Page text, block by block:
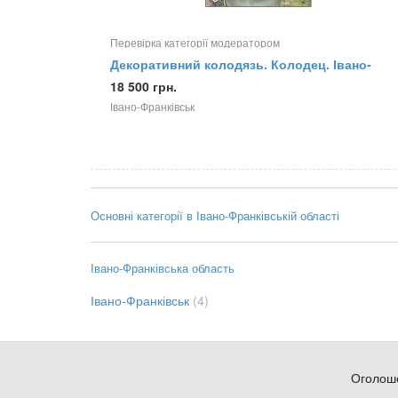
Перевірка категорії модератором
Декоративний колодязь. Колодец. Івано-
Франківськ.
18 500 грн.
Івано-Франківськ
Основні категорії в Івано-Франківській області
Івано-Франківська область
Івано-Франківськ (4)